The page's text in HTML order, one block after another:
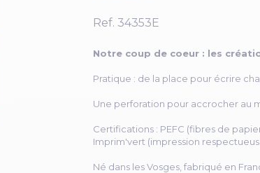
Ref. 34353E
Notre coup de coeur : les
Pratique : de la place pour écrire
Une perforation pour accrocher au
Certifications : PEFC (fibres de
Imprim'vert (impression
Né dans les Vosges, fabriqué en